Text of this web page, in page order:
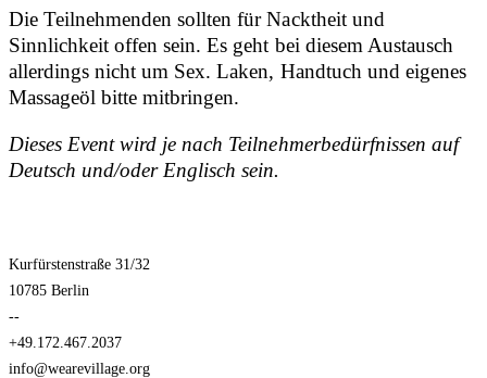
Die Teilnehmenden sollten für Nacktheit und
Sinnlichkeit offen sein. Es geht bei diesem Austausch
allerdings nicht um Sex. Laken, Handtuch und eigenes
Massageöl bitte mitbringen.
Dieses Event wird je nach Teilnehmerbedürfnissen auf
Deutsch und/oder Englisch sein.
Kurfürstenstraße 31/32
10785 Berlin
--
+49.172.467.2037
info@wearevillage.org